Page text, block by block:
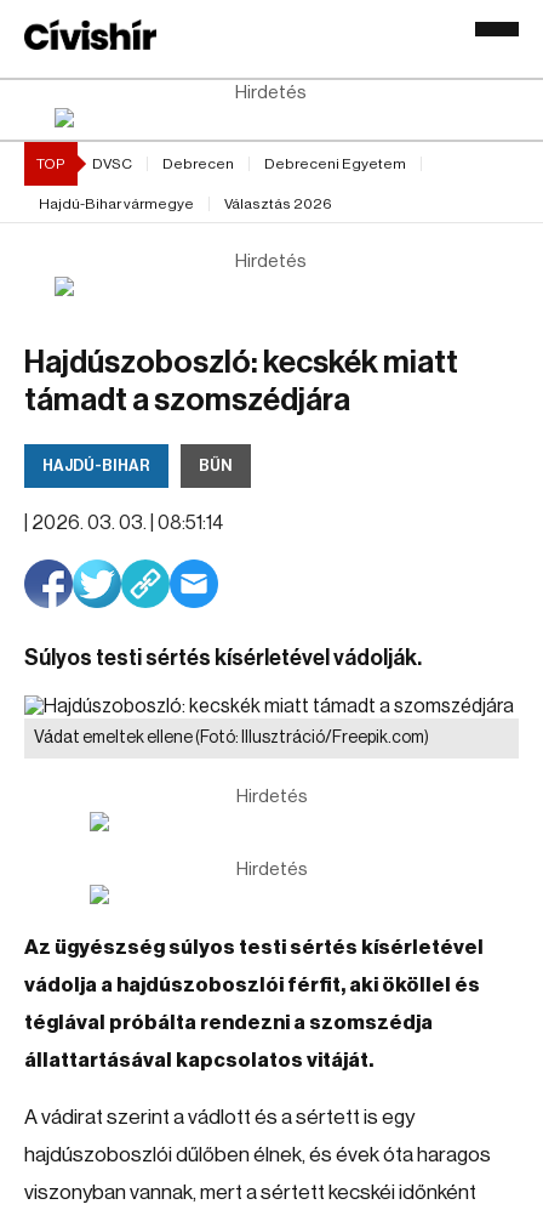
Hirdetés
TOP DVSC Debrecen Debreceni Egyetem
Hajdú-Bihar vármegye Választás 2026
Hirdetés
Hajdúszoboszló: kecskék miatt
támadt a szomszédjára
HAJDÚ-BIHAR BŰN
2026. 03. 03. | 08:51:14
Súlyos testi sértés kísérletével vádolják.
Vádat emeltek ellene(Fotó: Illusztráció/Freepik.com)
Hirdetés
Hirdetés
Az ügyészség súlyos testi sértés kísérletével
vádolja a hajdúszoboszlói férfit, aki ököllel és
téglával próbálta rendezni a szomszédja
állattartásával kapcsolatos vitáját.
A vádirat szerint a vádlott és a sértett is egy
hajdúszoboszlói dűlőben élnek, és évek óta haragos
viszonyban vannak, mert a sértett kecskéi időnként